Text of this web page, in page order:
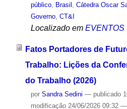
público, Brasil Cátedra Oscar
Governo, CT&I
Localizado em EVENTOS
Fatos Portadores de
Trabalho: Lições da
do Trabalho (2026)
por Sandra Sedini — publicado
modificação24/06/2026 09:32 —